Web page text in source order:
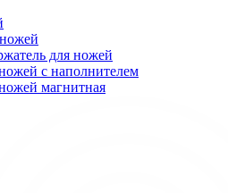
для ножей
с наполнителем
магнитная